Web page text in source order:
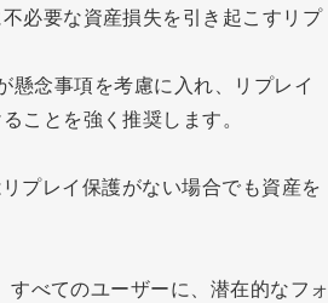
必要な資産損失を引き起こすリプ
念事項を考慮に入れ、リプレイ
ことを強く推奨します。
プレイ保護がない場合でも資産を
べてのユーザーに、潜在的なフォ